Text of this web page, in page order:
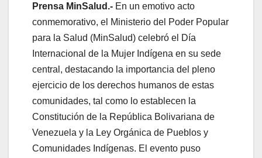
Prensa MinSalud.- En un emotivo acto
conmemorativo, el Ministerio del Poder Popular
para la Salud (MinSalud) celebró el Día
Internacional de la Mujer Indígena en su sede
central, destacando la importancia del pleno
ejercicio de los derechos humanos de estas
comunidades, tal como lo establecen la
Constitución de la República Bolivariana de
Venezuela y la Ley Orgánica de Pueblos y
Comunidades Indígenas. El evento puso